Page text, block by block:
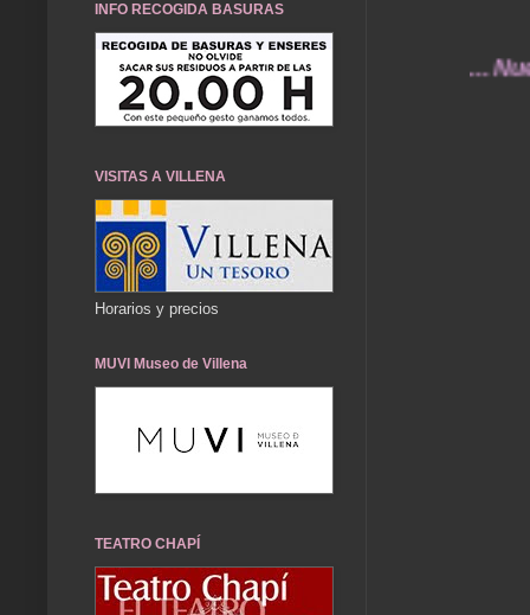
... Nuestros
INFO RECOGIDA BASURAS
VISITAS A VILLENA
Horarios y precios
MUVI Museo de Villena
TEATRO CHAPÍ